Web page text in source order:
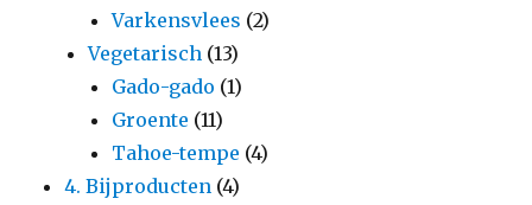
Varkensvlees (2)
Vegetarisch (13)
Gado-gado (1)
Groente (11)
Tahoe-tempe (4)
4. Bijproducten (4)